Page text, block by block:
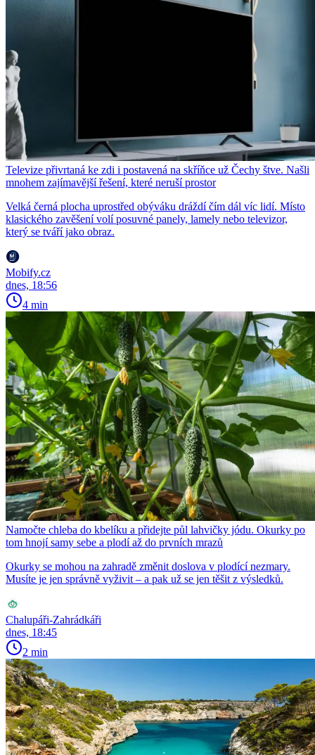
Televize přivrtaná ke zdi i postavená na skříňce už Čechy štve. Našli
mnohem zajímavější řešení, které neruší prostor
Velká černá plocha uprostřed obýváku dráždí čím dál víc lidí. Místo
klasického zavěšení volí posuvné panely, lamely nebo televizor,
který se tváří jako obraz.
Mobify.cz
dnes, 18:56
4 min
Namočte chleba do kbelíku a přidejte půl lahvičky jódu. Okurky po
tom hnojí samy sebe a plodí až do prvních mrazů
Okurky se mohou na zahradě změnit doslova v plodící nezmary.
Musíte je jen správně vyživit – a pak už se jen těšit z výsledků.
Chalupáři-Zahrádkáři
dnes, 18:45
2 min